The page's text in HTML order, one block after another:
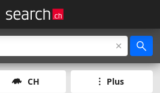
CH Plus